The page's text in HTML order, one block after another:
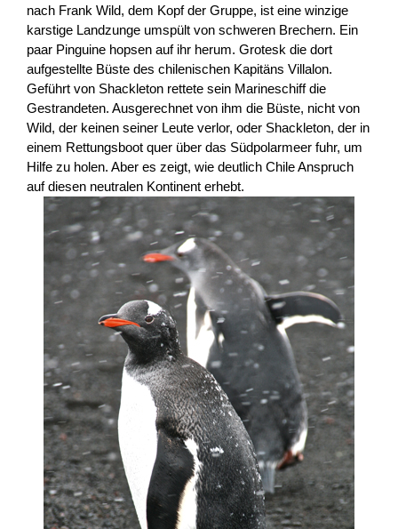
nach Frank Wild, dem Kopf der Gruppe, ist eine winzige
karstige Landzunge umspült von schweren Brechern. Ein
paar Pinguine hopsen auf ihr herum. Grotesk die dort
aufgestellte Büste des chilenischen Kapitäns Villalon.
Geführt von Shackleton rettete sein Marineschiff die
Gestrandeten. Ausgerechnet von ihm die Büste, nicht von
Wild, der keinen seiner Leute verlor, oder Shackleton, der in
einem Rettungsboot quer über das Südpolarmeer fuhr, um
Hilfe zu holen. Aber es zeigt, wie deutlich Chile Anspruch
auf diesen neutralen Kontinent erhebt.